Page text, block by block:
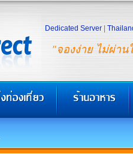
"จองง่าย ไม่ผ่าน
Dedicated Server